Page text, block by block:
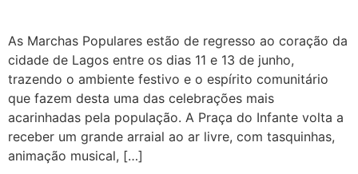
As Marchas Populares estão de regresso ao coração da
cidade de Lagos entre os dias 11 e 13 de junho,
trazendo o ambiente festivo e o espírito comunitário
que fazem desta uma das celebrações mais
acarinhadas pela população. A Praça do Infante volta a
receber um grande arraial ao ar livre, com tasquinhas,
animação musical, […]